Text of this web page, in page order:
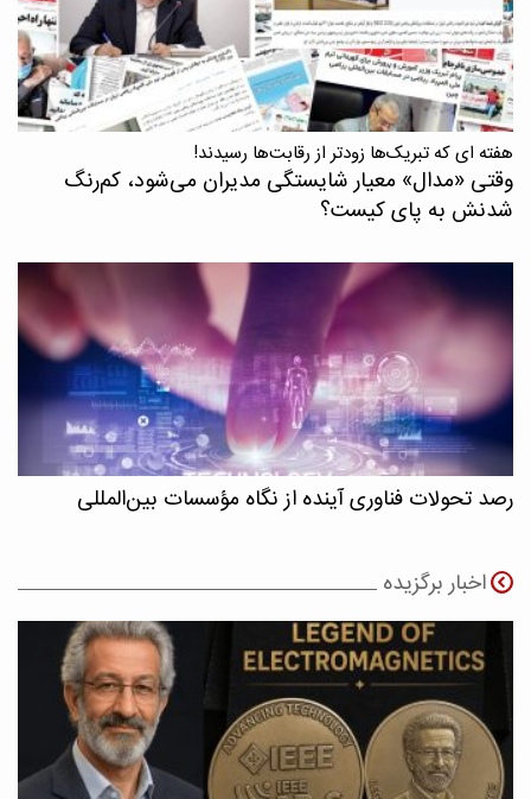
هفته ای که تبریک‌ها زودتر از رقابت‌ها رسیدند!
وقتی «مدال‌» معیار شایستگی مدیران می‌شود، کم‌رنگ
شدنش به پای کیست؟
رصد تحولات فناوری آینده از نگاه مؤسسات بین‌المللی
اخبار برگزیده